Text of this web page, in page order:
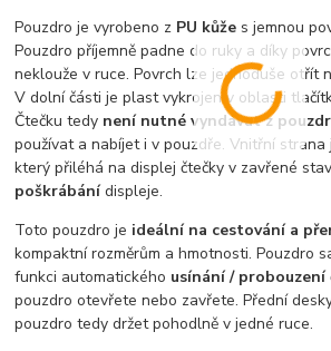
Pouzdro je vyrobeno z PU kůže s jemnou
Pouzdro příjemně padne do ruky a díky
neklouže v ruce. Povrch lze jednoduše otřít
V dolní části je plast vykrojen v oblasti
Čtečku tedy není nutné vyndávat z
používat a nabíjet i v pouzdře. Vnitřní strana
který přiléhá na displej čtečky v zavřené
poškrábánídispleje.
Toto pouzdro je ideální na cestování a
kompaktní rozměrům a hmotnosti. Pouzdro
funkci automatického usínání / probouzení
pouzdro otevřete nebo zavřete. Přední
pouzdro tedy držet pohodlně v jedné ruce.